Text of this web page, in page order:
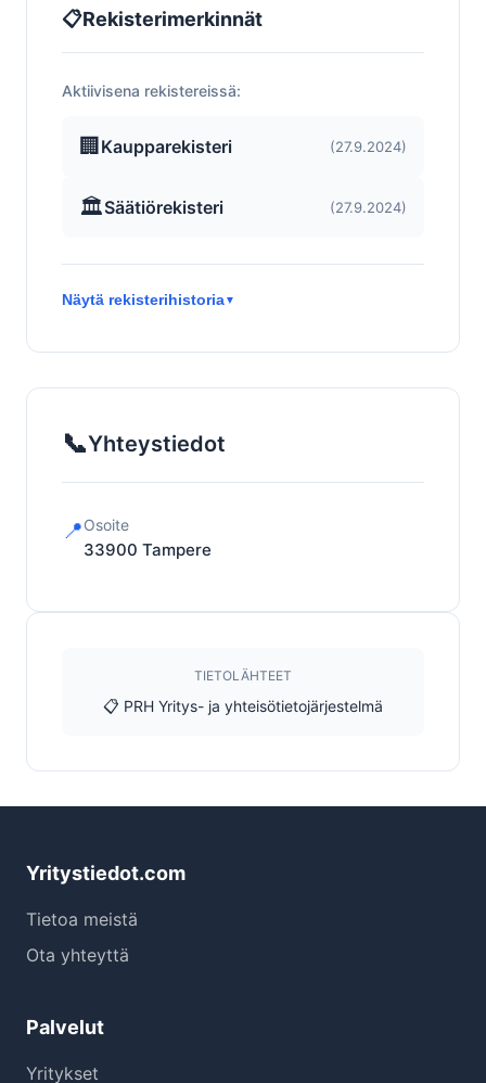
📋Rekisterimerkinnät
Aktiivisena rekistereissä:
🏢 Kaupparekisteri (27.9.2024)
🏛️Säätiörekisteri (27.9.2024)
Näytä rekisterihistoria▼
📞Yhteystiedot
📍Osoite
33900 Tampere
TIETOLÄHTEET
📋 PRH Yritys- ja yhteisötietojärjestelmä
Yritystiedot.com
Tietoa meistä
Ota yhteyttä
Palvelut
Yritykset